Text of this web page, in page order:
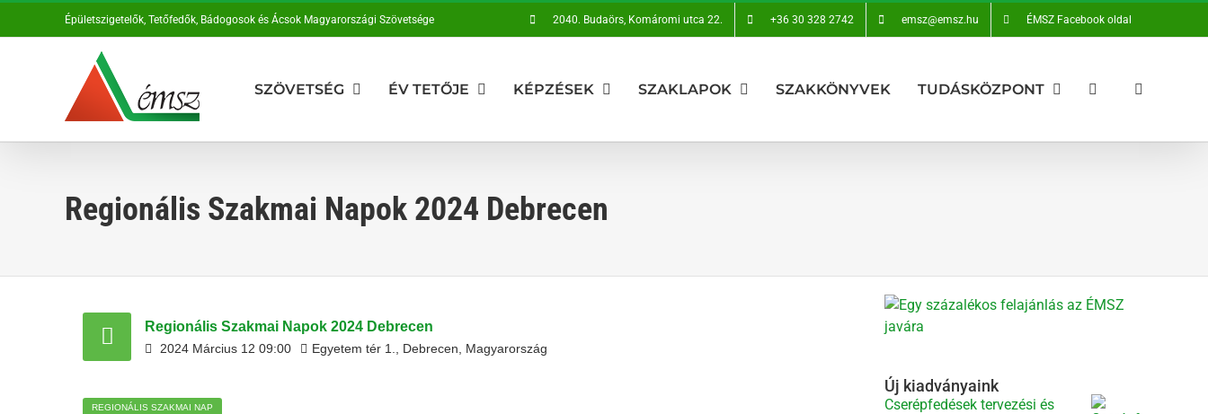
Épületszigetelők, Tetőfedők, Bádogosok és Ácsok Magyarországi Szövetsége 2040. Budaörs, Komáromi utca 22. +36 30 328 2742 emsz@emsz.hu ÉMSZ Facebook oldal
SZÖVETSÉG ÉV TETŐJE KÉPZÉSEK SZAKLAPOK SZAKKÖNYVEK TUDÁSKÖZPONT
Regionális Szakmai Napok 2024 Debrecen
Regionális Szakmai Napok 2024 Debrecen
2024 Március 12 09:00 Egyetem tér 1., Debrecen, Magyarország
REGIONÁLIS SZAKMAI NAP
Új kiadványaink
Cserépfedések tervezési és